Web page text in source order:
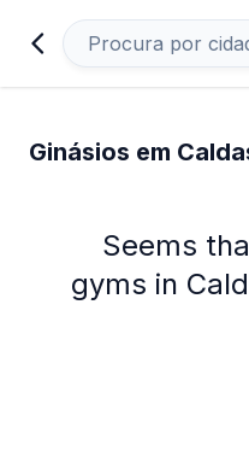
Ginásios em
Seems
gyms in